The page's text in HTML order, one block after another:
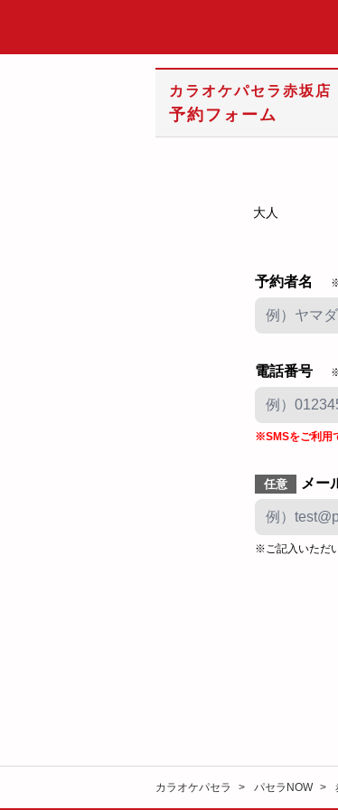
カラオケパセラ赤坂店
予約フォーム
大人
予約者名
電話番号
※SMSをご利用
任意 メー
※ご記入いただ
カラオケパセラ パセラNOW